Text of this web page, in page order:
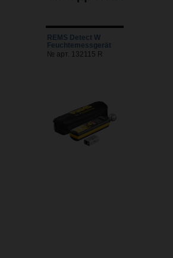
REMS Detect W
Feuchtemessgerät
№ арт. 132115 R